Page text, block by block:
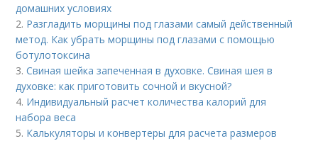
домашних условиях
2. Разгладить морщины под глазами самый действенный
метод. Как убрать морщины под глазами с помощью
ботулотоксина
3.Свиная шейка запеченная в духовке. Свиная шея в
духовке: как приготовить сочной и вкусной?
4. Индивидуальный расчет количества калорий для
набора веса
5. Калькуляторы и конвертеры для расчета размеров